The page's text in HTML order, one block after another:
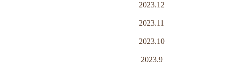
2023.12
2023.11
2023.10
2023.9